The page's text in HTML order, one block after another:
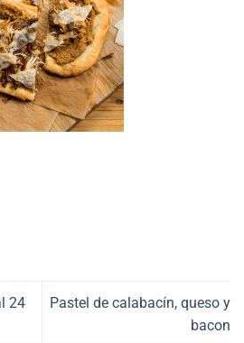
24
Pastel de calabacín, queso y
bacon